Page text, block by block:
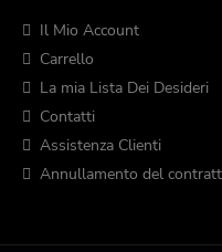
Il Mio Account
Carrello
La mia Lista Dei Desideri
Contatti
Assistenza Clienti
Annullamento del